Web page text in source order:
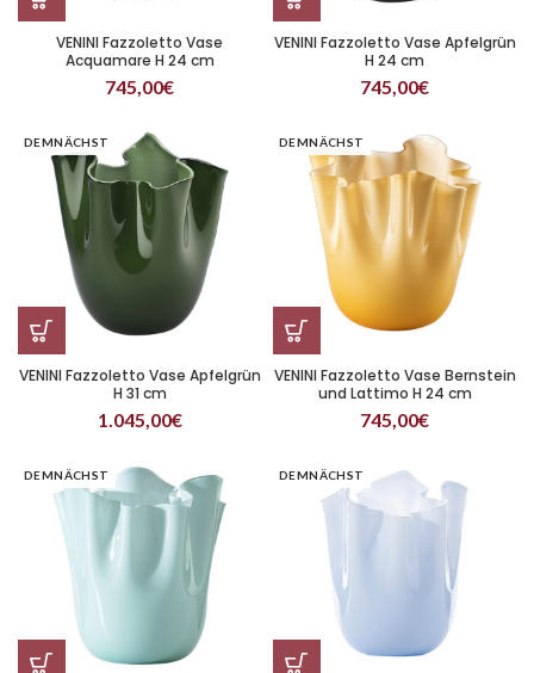
VENINI Fazzoletto Vase
Acquamare H 24 cm
745,00€
VENINI Fazzoletto Vase Apfelgrün
H 24 cm
745,00€
DEMNÄCHST
VENINI Fazzoletto Vase Apfelgrün
H 31 cm
1.045,00€
DEMNÄCHST
VENINI Fazzoletto Vase Bernstein
und Lattimo H 24 cm
745,00€
DEMNÄCHST DEMNÄCHST